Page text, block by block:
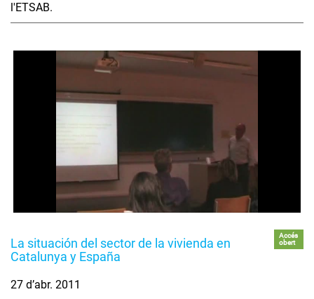
l'ETSAB.
La situación del sector de la vivienda en
Catalunya y España
Accés
obert
27 d’abr. 2011